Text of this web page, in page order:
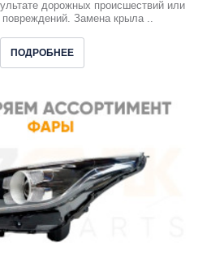
дорожных происшествий или
Замена крыла ..
ПОДРОБНЕЕ